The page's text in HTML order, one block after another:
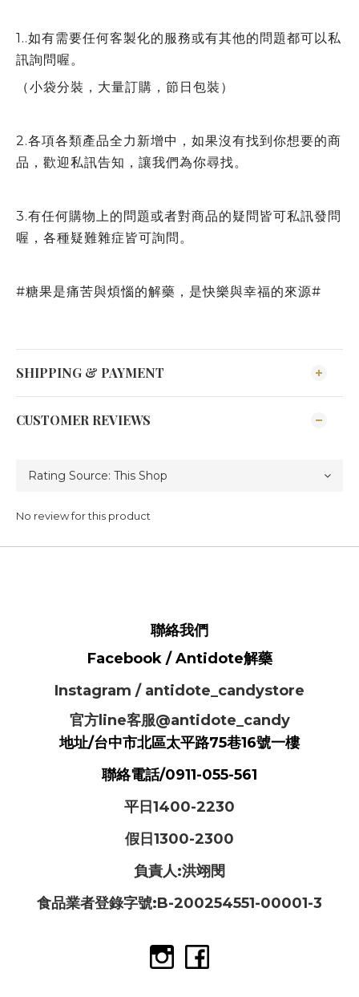
1..如有需要任何客製化的服務或有其他的問題都可以私
訊詢問喔。
（小袋分裝，大量訂購，節日包裝）
2.各項各類產品全力新增中，如果沒有找到你想要的商
品，歡迎私訊告知，讓我們為你尋找。
3.有任何購物上的問題或者對商品的疑問皆可私訊發問
喔，各種疑難雜症皆可詢問。
#糖果是痛苦與煩惱的解藥，是快樂與幸福的來源#
SHIPPING & PAYMENT
CUSTOMER REVIEWS
No review for this product
聯絡我們
Facebook / Antidote解藥
Instagram / antidote_candystore
官方line客服@antidote_candy
地址/台中市北區太平路75巷16號一樓
聯絡電話/0911-055-561
平日1400-2230
假日1300-2300
負責人:洪翊閔
食品業者登錄字號:B-200254551-00001-3